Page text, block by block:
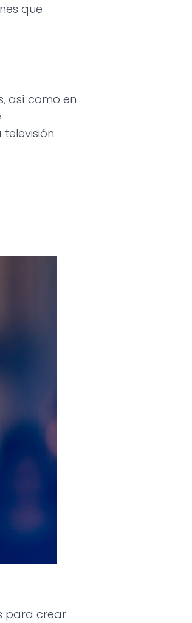
que
así como en
para crear